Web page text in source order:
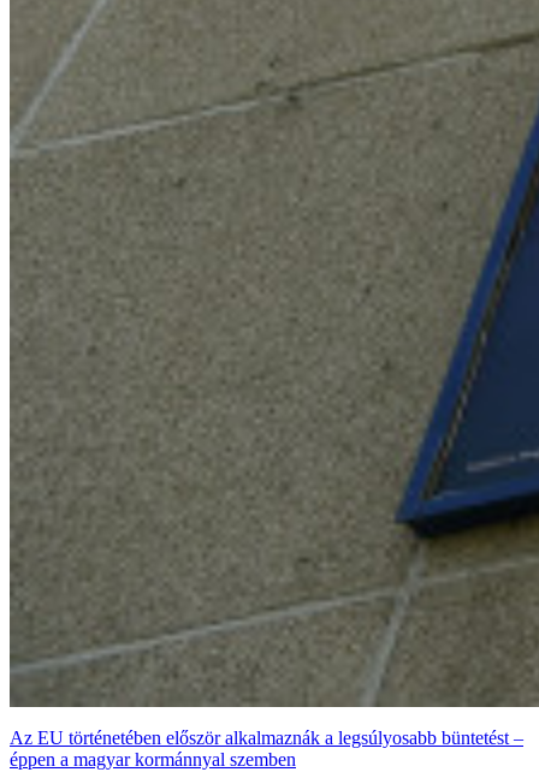
Az EU történetében először alkalmaznák a legsúlyosabb büntetést –
éppen a magyar kormánnyal szemben